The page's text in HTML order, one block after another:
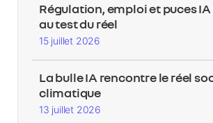
Régulation, emploi et puces
au test du réel
15 juillet 2026
La bulle IA rencontre le réel
climatique
13 juillet 2026